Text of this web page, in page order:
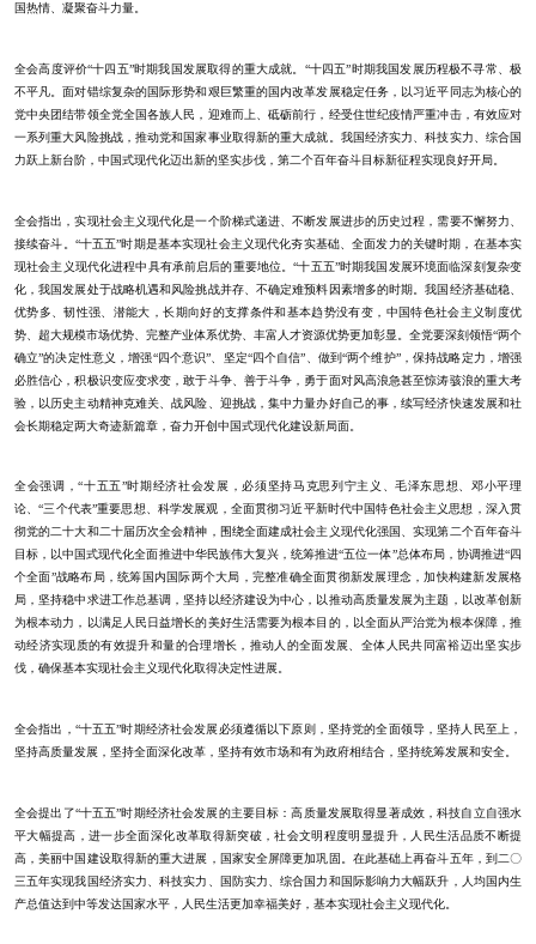
国热情、凝聚奋斗力量。
全会高度评价“十四五”时期我国发展取得的重大成就。“十四五”时期我国发展历程极不寻常、极
不平凡。面对错综复杂的国际形势和艰巨繁重的国内改革发展稳定任务，以习近平同志为核心的
党中央团结带领全党全国各族人民，迎难而上、砥砺前行，经受住世纪疫情严重冲击，有效应对
一系列重大风险挑战，推动党和国家事业取得新的重大成就。我国经济实力、科技实力、综合国
力跃上新台阶，中国式现代化迈出新的坚实步伐，第二个百年奋斗目标新征程实现良好开局。
全会指出，实现社会主义现代化是一个阶梯式递进、不断发展进步的历史过程，需要不懈努力、
接续奋斗。“十五五”时期是基本实现社会主义现代化夯实基础、全面发力的关键时期，在基本实
现社会主义现代化进程中具有承前启后的重要地位。“十五五”时期我国发展环境面临深刻复杂变
化，我国发展处于战略机遇和风险挑战并存、不确定难预料因素增多的时期。我国经济基础稳、
优势多、韧性强、潜能大，长期向好的支撑条件和基本趋势没有变，中国特色社会主义制度优
势、超大规模市场优势、完整产业体系优势、丰富人才资源优势更加彰显。全党要深刻领悟“两个
确立”的决定性意义，增强“四个意识”、坚定“四个自信”、做到“两个维护”，保持战略定力，增强
必胜信心，积极识变应变求变，敢于斗争、善于斗争，勇于面对风高浪急甚至惊涛骇浪的重大考
验，以历史主动精神克难关、战风险、迎挑战，集中力量办好自己的事，续写经济快速发展和社
会长期稳定两大奇迹新篇章，奋力开创中国式现代化建设新局面。
全会强调，“十五五”时期经济社会发展，必须坚持马克思列宁主义、毛泽东思想、邓小平理
论、“三个代表”重要思想、科学发展观，全面贯彻习近平新时代中国特色社会主义思想，深入贯
彻党的二十大和二十届历次全会精神，围绕全面建成社会主义现代化强国、实现第二个百年奋斗
目标，以中国式现代化全面推进中华民族伟大复兴，统筹推进“五位一体”总体布局，协调推进“四
个全面”战略布局，统筹国内国际两个大局，完整准确全面贯彻新发展理念，加快构建新发展格
局，坚持稳中求进工作总基调，坚持以经济建设为中心，以推动高质量发展为主题，以改革创新
为根本动力，以满足人民日益增长的美好生活需要为根本目的，以全面从严治党为根本保障，推
动经济实现质的有效提升和量的合理增长，推动人的全面发展、全体人民共同富裕迈出坚实步
伐，确保基本实现社会主义现代化取得决定性进展。
全会指出，“十五五”时期经济社会发展必须遵循以下原则，坚持党的全面领导，坚持人民至上，
坚持高质量发展，坚持全面深化改革，坚持有效市场和有为政府相结合，坚持统筹发展和安全。
全会提出了“十五五”时期经济社会发展的主要目标：高质量发展取得显著成效，科技自立自强水
平大幅提高，进一步全面深化改革取得新突破，社会文明程度明显提升，人民生活品质不断提
高，美丽中国建设取得新的重大进展，国家安全屏障更加巩固。在此基础上再奋斗五年，到二〇
三五年实现我国经济实力、科技实力、国防实力、综合国力和国际影响力大幅跃升，人均国内生
产总值达到中等发达国家水平，人民生活更加幸福美好，基本实现社会主义现代化。